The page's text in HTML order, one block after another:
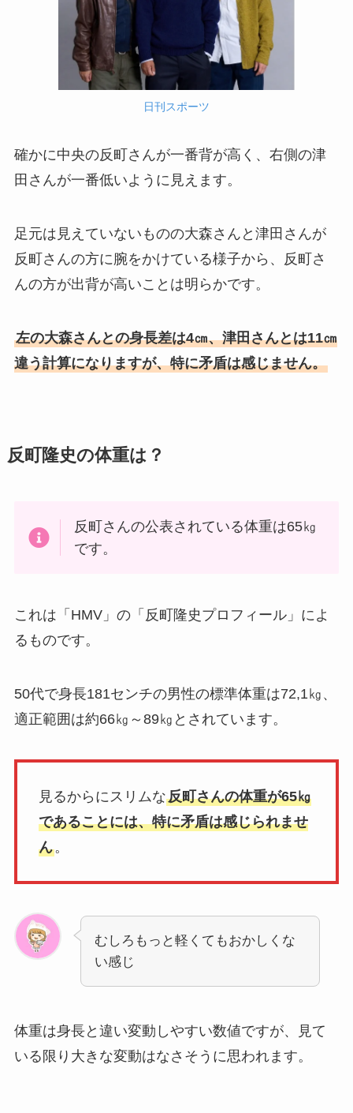
日刊スポーツ
確かに中央の反町さんが一番背が高く、右側の津
田さんが一番低いように見えます。
足元は見えていないものの大森さんと津田さんが
反町さんの方に腕をかけている様子から、反町さ
んの方が出背が高いことは明らかです。
左の大森さんとの身長差は4㎝、津田さんとは11㎝
違う計算になりますが、特に矛盾は感じません。
反町隆史の体重は？
反町さんの公表されている体重は65㎏
です。
これは「HMV」の「反町隆史プロフィール」によ
るものです。
50代で身長181センチの男性の標準体重は72,1㎏、
適正範囲は約66㎏～89㎏とされています。
見るからにスリムな反町さんの体重が65㎏
であることには、特に矛盾は感じられませ
ん。
むしろもっと軽くてもおかしくな
い感じ
体重は身長と違い変動しやすい数値ですが、見て
いる限り大きな変動はなさそうに思われます。